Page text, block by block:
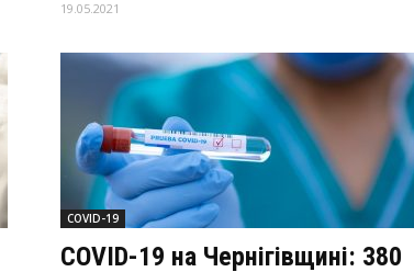
19.05.2021
COVID-19
COVID-19 на Чернігівщині: 380